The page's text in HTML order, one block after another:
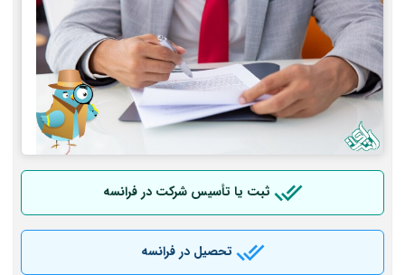
ثبت یا تأسیس شرکت در فرانسه
تحصیل در فرانسه